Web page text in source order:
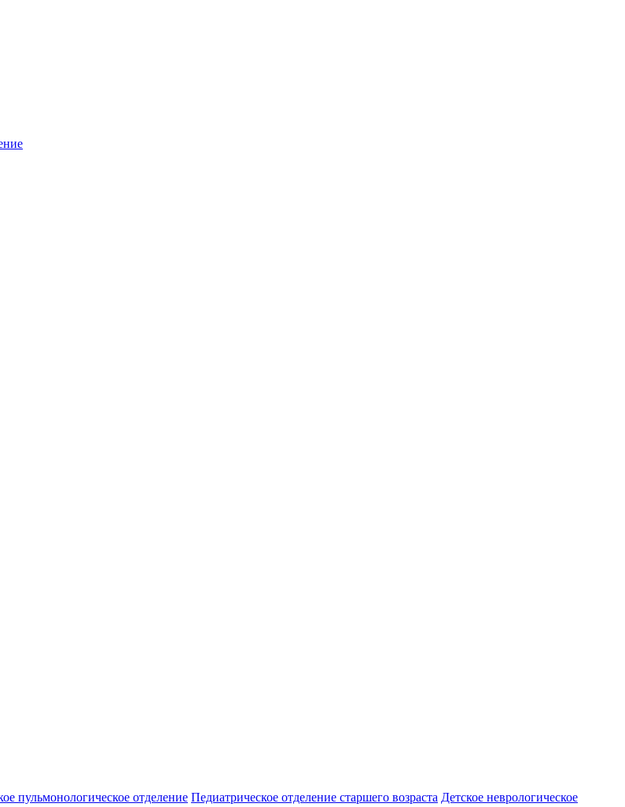
пульмонологическое отделение Педиатрическое отделение старшего возраста Детское неврологическое